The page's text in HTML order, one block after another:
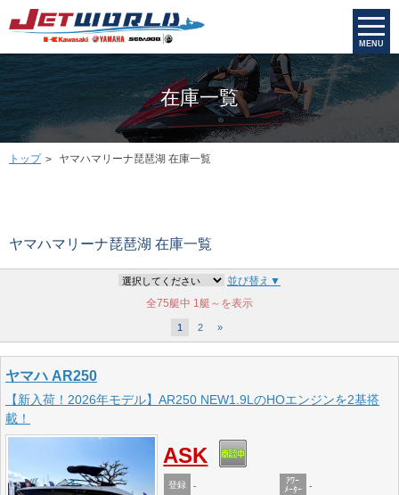
MENU
在庫一覧
トップ ヤマハマリーナ琵琶湖 在庫一覧
ヤマハマリーナ琵琶湖 在庫一覧
並び替え▼
全75艇中 1艇～を表示
1 2 »
ヤマハ AR250
【新入荷！2026年モデル】AR250 NEW1.9LのHOエンジンを2基搭
載！
ASK
登録 -
ｱﾜｰ
ﾒｰﾀｰ
-